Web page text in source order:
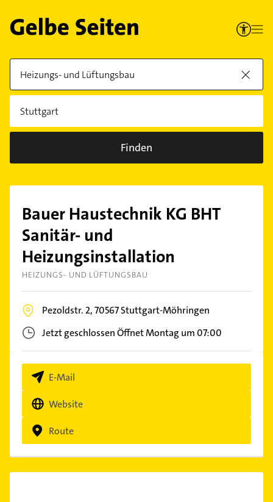
Finden
Bauer Haustechnik KG BHT
Sanitär- und
Heizungsinstallation
HEIZUNGS- UND LÜFTUNGSBAU
Pezoldstr. 2,70567Stuttgart-Möhringen
Jetzt geschlossenÖffnet Montag um 07:00
E-Mail
Website
Route